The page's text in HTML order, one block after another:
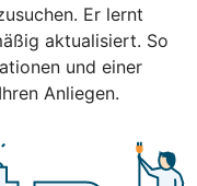
Er lernt
aktualisiert. So
und einer
Anliegen.